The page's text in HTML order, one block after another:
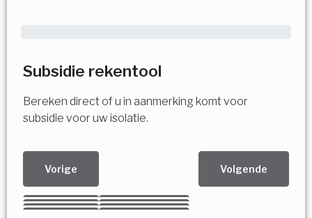
Subsidie rekentool
Bereken direct of u in aanmerking komt voor
subsidie voor uw isolatie.
Vorige Volgende
Kies uw Isolatiemaatregel
Vorige Volgende